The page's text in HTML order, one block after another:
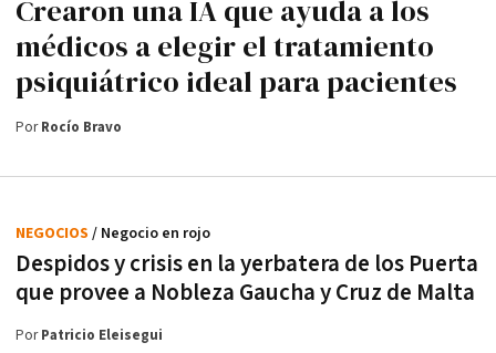
Crearon una IA que ayuda a los
médicos a elegir el tratamiento
psiquiátrico ideal para pacientes
PorRocío Bravo
Despidos y crisis en la yerbatera de los Puerta
que provee a Nobleza Gaucha y Cruz de Malta
NEGOCIOS / Negocio en rojo
PorPatricio Eleisegui